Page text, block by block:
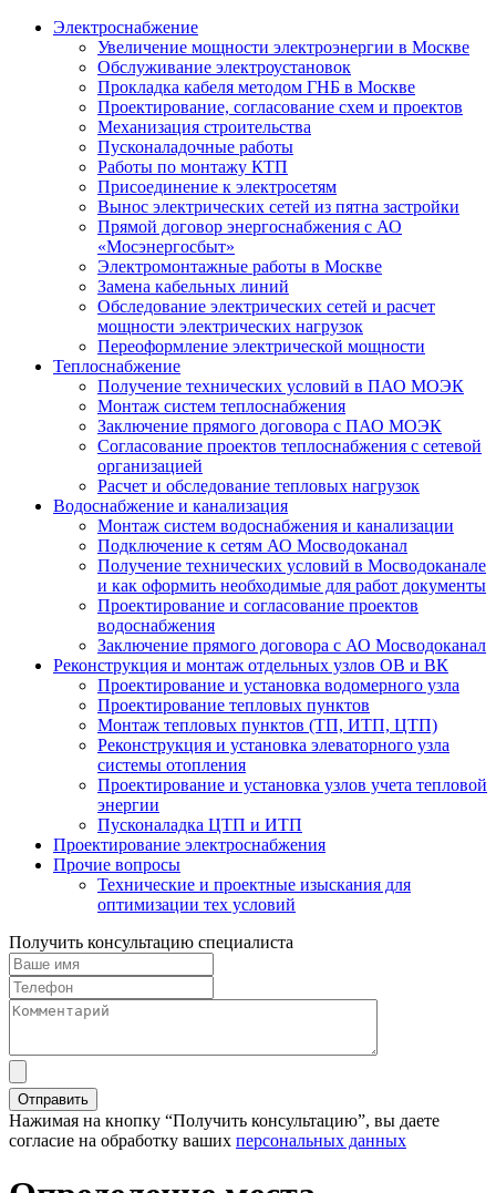
Электроснабжение
Увеличение мощности электроэнергии в Москве
Обслуживание электроустановок
Прокладка кабеля методом ГНБ в Москве
Проектирование, согласование схем и проектов
Механизация строительства
Пусконаладочные работы
Работы по монтажу КТП
Присоединение к электросетям
Вынос электрических сетей из пятна застройки
Прямой договор энергоснабжения с АО
«Мосэнергосбыт»
Электромонтажные работы в Москве
Замена кабельных линий
Обследование электрических сетей и расчет
мощности электрических нагрузок
Переоформление электрической мощности
Теплоснабжение
Получение технических условий в ПАО МОЭК
Монтаж систем теплоснабжения
Заключение прямого договора с ПАО МОЭК
Согласование проектов теплоснабжения с сетевой
организацией
Расчет и обследование тепловых нагрузок
Водоснабжение и канализация
Монтаж систем водоснабжения и канализации
Подключение к сетям АО Мосводоканал
Получение технических условий в Мосводоканале
и как оформить необходимые для работ документы
Проектирование и согласование проектов
водоснабжения
Заключение прямого договора с АО Мосводоканал
Реконструкция и монтаж отдельных узлов ОВ и ВК
Проектирование и установка водомерного узла
Проектирование тепловых пунктов
Монтаж тепловых пунктов (ТП, ИТП, ЦТП)
Реконструкция и установка элеваторного узла
системы отопления
Проектирование и установка узлов учета тепловой
энергии
Пусконаладка ЦТП и ИТП
Проектирование электроснабжения
Прочие вопросы
Технические и проектные изыскания для
оптимизации тех условий
Получить консультацию специалиста
Нажимая на кнопку “Получить консультацию”, вы даете
согласие на обработку ваших персональных данных